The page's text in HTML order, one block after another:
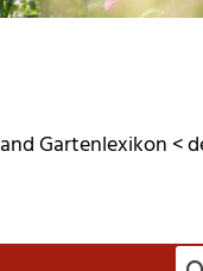
Gartenlexikon <